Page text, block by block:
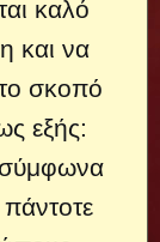
καλό
και να
σκοπό
εξής:
σύμφωνα